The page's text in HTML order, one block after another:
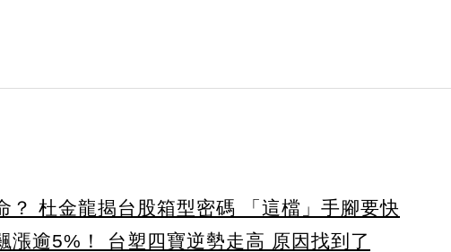
？ 杜金龍揭台股箱型密碼 「這檔」手腳要快
漲逾5%！ 台塑四寶逆勢走高 原因找到了